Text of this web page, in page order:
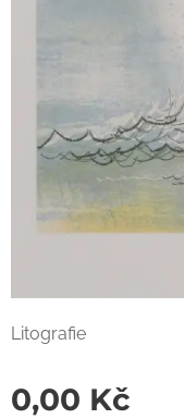
Litografie
0,00 Kč